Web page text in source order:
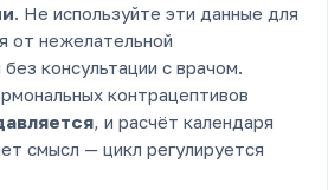
. Не используйте эти данные для
от нежелательной
консультации с врачом.
контрацептивов
, и расчёт календаря
смысл — цикл регулируется